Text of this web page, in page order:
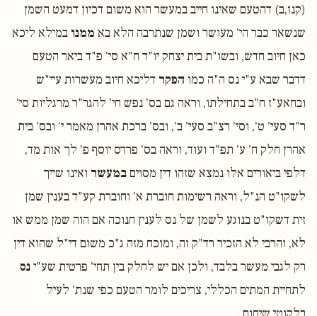
(קנז,ב) דהטעם שאינו חייב במעשר הוא משום דכיון דמעט השמן
שנשאר כבר הי' מעושר ושמן שנתרבה הלא בא ממנו במילא ליכא
כאן חיוב חדש, ובשו"ת בית יצחק יו"ד ח"א סי' פ"ד ביאר הטעם
דדבר שבא ע"י נס ה"ה כמו הפקר דליכא חיוב מעשרות עיי"ש
ובחאע"ז ח"ב בתחילתו, וראה גם בס' נפש חי' להגר"ר מרגליות סי'
ר"ד סעי' ט', וסי' רצ"ב סעי' ב', ובס' ברכת אהרן מאמר י' ובס' בית
אהרן חלק ח' ע' תפ"ד ועוד, וראה בס' פרדס יוסף פ' לך אות מד,
דלפי ביאורים אלו נמצא שזהו דין מסויםבמעשר ואינו שייך
לשקו"ט הנ"ל, וראה רשימות חוברת א' וחוברת קע"ד בענין שמן
זית דשקו"ט בנוגע לשמן של נס לענין חנוכה אם הוה שמן ממש או
לא, והרבי לא הזכיר רד"ק זה, ומוכח מזה ג"כ משום די"ל שהוא דין
רק לגבי מעשר בלבד, ולכן אם יש לחלק בין תחי' פרטית שע"ינס
לתחיית המתים הכללי, צריכים לומר הטעם כפי שנת' לעיל